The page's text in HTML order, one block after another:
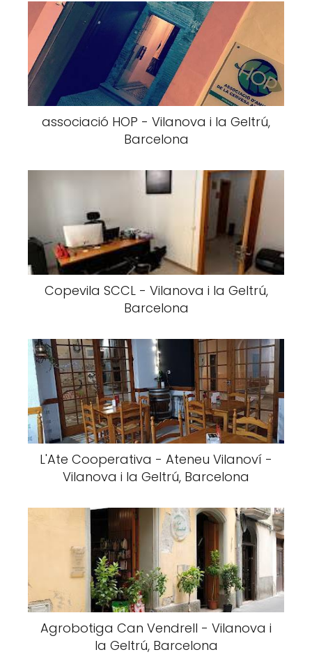
associació HOP - Vilanova i la Geltrú,
Barcelona
Copevila SCCL - Vilanova i la Geltrú,
Barcelona
L'Ate Cooperativa - Ateneu Vilanoví -
Vilanova i la Geltrú, Barcelona
Agrobotiga Can Vendrell - Vilanova i
la Geltrú, Barcelona